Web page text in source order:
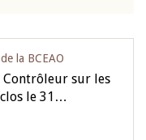
la BCEAO
Contrôleur sur les
le 31…